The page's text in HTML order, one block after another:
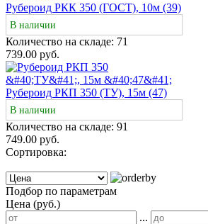
Рубероид РКК 350 (ГОСТ), 10м (39)
В наличии
Количество на складе: 71
739.00 руб.
Рубероид РКП 350 (ТУ), 15м (47)
В наличии
Количество на складе: 91
749.00 руб.
Сортировка:
Подбор по параметрам
Цена (руб.)
...